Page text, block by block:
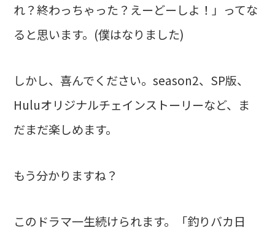
れ？終わっちゃった？えーどーしよ！」ってな
ると思います。(僕はなりました)
しかし、喜んでください。season2、SP版、
Huluオリジナルチェインストーリーなど、ま
だまだ楽しめます。
もう分かりますね？
このドラマ一生続けられます。「釣りバカ日